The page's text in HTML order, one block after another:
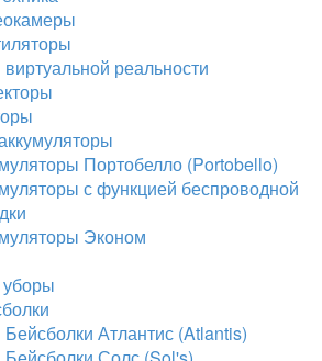
реальности
Портобелло (Portobello)
с функцией беспроводной
Эконом
Бейсболки Атлантис (Atlantis)